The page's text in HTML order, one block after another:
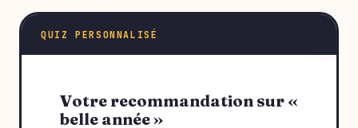
QUIZ PERSONNALISÉ
Votre recommandation sur «
belle année »